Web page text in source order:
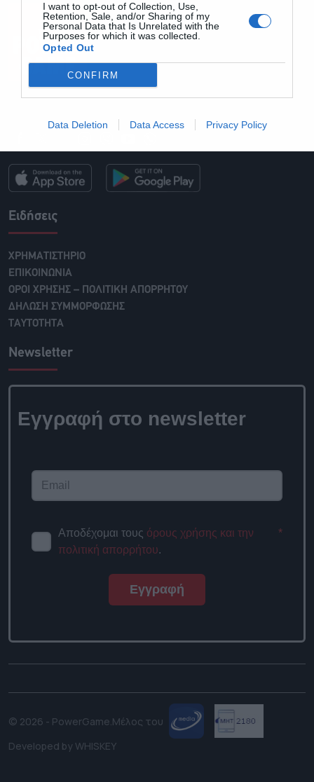
I want to opt-out of Collection, Use,
Retention, Sale, and/or Sharing of my
Personal Data that Is Unrelated with the
Purposes for which it was collected.
Opted Out
CONFIRM
Data Deletion Data Access Privacy Policy
Ειδήσεις
ΧΡΗΜΑΤΙΣΤΗΡΙΟ
ΕΠΙΚΟΙΝΩΝΙΑ
ΟΡΟΙ ΧΡΗΣΗΣ – ΠΟΛΙΤΙΚΗ ΑΠΟΡΡΗΤΟΥ
ΔΗΛΩΣΗ ΣΥΜΜΟΡΦΩΣΗΣ
ΤΑΥΤΟΤΗΤΑ
Newsletter
Εγγραφή στο newsletter
Αποδέχομαι τους όρους χρήσης και την
πολιτική απορρήτου.
*
Εγγραφή
© 2026 - PowerGame. Μέλος του
Developed by WHISKEY